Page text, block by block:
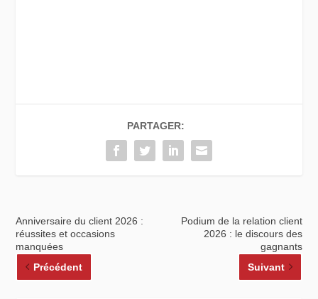
PARTAGER:
Anniversaire du client 2026 :
réussites et occasions
manquées
Précédent
Podium de la relation client
2026 : le discours des
gagnants
Suivant